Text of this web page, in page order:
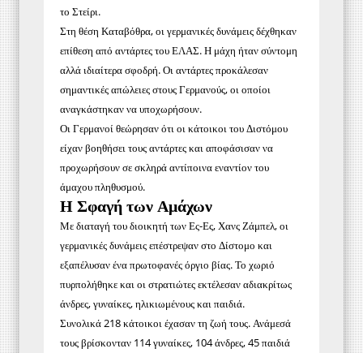
το Στείρι.
Στη θέση Καταβόθρα, οι γερμανικές δυνάμεις δέχθηκαν
επίθεση από αντάρτες του ΕΛΑΣ. Η μάχη ήταν σύντομη
αλλά ιδιαίτερα σφοδρή. Οι αντάρτες προκάλεσαν
σημαντικές απώλειες στους Γερμανούς, οι οποίοι
αναγκάστηκαν να υποχωρήσουν.
Οι Γερμανοί θεώρησαν ότι οι κάτοικοι του Διστόμου
είχαν βοηθήσει τους αντάρτες και αποφάσισαν να
προχωρήσουν σε σκληρά αντίποινα εναντίον του
άμαχου πληθυσμού.
Η Σφαγή των Αμάχων
Με διαταγή του διοικητή των Ες-Ες, Χανς Ζάμπελ, οι
γερμανικές δυνάμεις επέστρεψαν στο Δίστομο και
εξαπέλυσαν ένα πρωτοφανές όργιο βίας. Το χωριό
πυρπολήθηκε και οι στρατιώτες εκτέλεσαν αδιακρίτως
άνδρες, γυναίκες, ηλικιωμένους και παιδιά.
Συνολικά 218 κάτοικοι έχασαν τη ζωή τους. Ανάμεσά
τους βρίσκονταν 114 γυναίκες, 104 άνδρες, 45 παιδιά